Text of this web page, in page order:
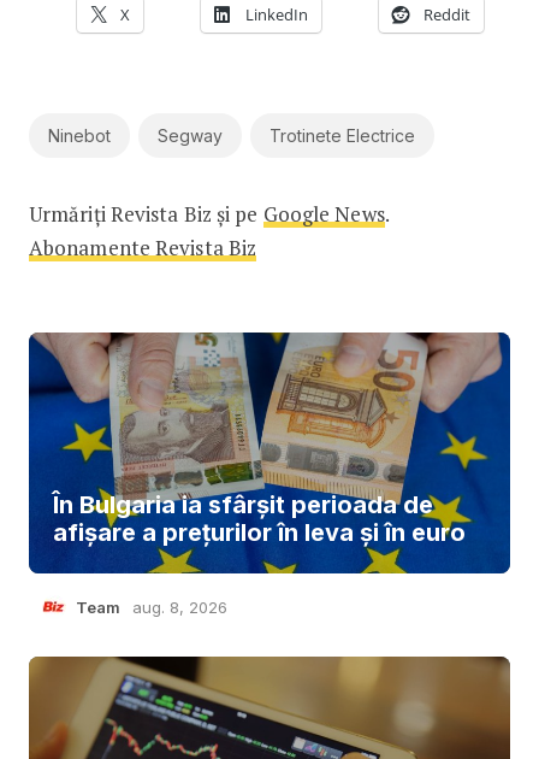
X LinkedIn Reddit
Ninebot Segway Trotinete Electrice
Urmăriți Revista Biz și pe Google News.
Abonamente Revista Biz
În Bulgaria ia sfârşit perioada de
afișare a prețurilor în ​​leva și în euro
Team aug. 8, 2026